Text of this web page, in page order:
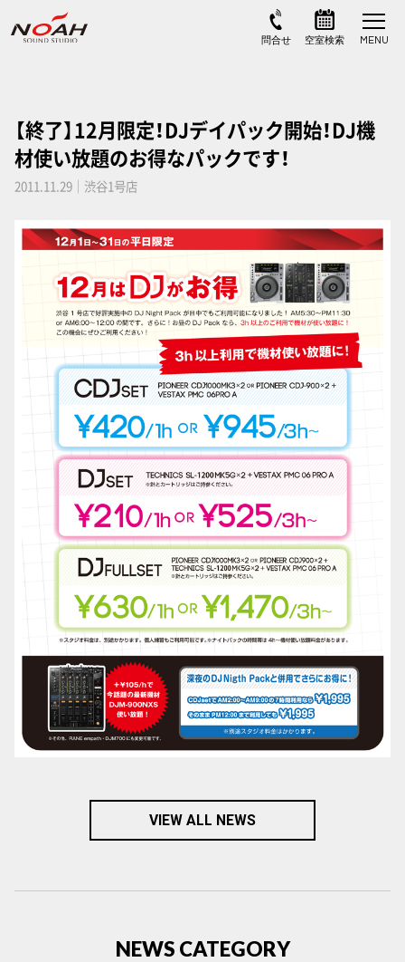
【終了】12月限定！DJデイパック開始！DJ機
材使い放題のお得なパックです！
2011.11.29｜渋谷1号店
VIEW ALL NEWS
NEWS CATEGORY